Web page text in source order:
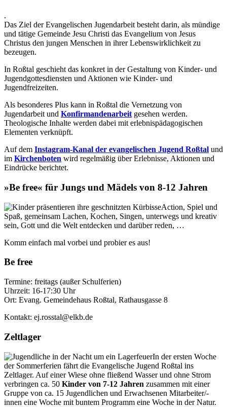
.
Das Ziel der Evangelischen Jugendarbeit besteht darin, als mündige
und tätige Gemeinde Jesu Christi das Evangelium von Jesus
Christus den jungen Menschen in ihrer Lebenswirklichkeit zu
bezeugen.
In Roßtal geschieht das konkret in der Gestaltung von Kinder- und
Jugendgottesdiensten und Aktionen wie Kinder- und
Jugendfreizeiten.
Als besonderes Plus kann in Roßtal die Vernetzung von
Jugendarbeit und Konfirmandenarbeit gesehen werden.
Theologische Inhalte werden dabei mit erlebnispädagogischen
Elementen verknüpft.
Auf dem Instagram-Kanal der evangelischen Jugend Roßtal und
im Kirchenboten wird regelmäßig über Erlebnisse, Aktionen und
Eindrücke berichtet.
»Be free« für Jungs und Mädels von 8-12 Jahren
Action, Spiel und
Spaß, gemeinsam Lachen, Kochen, Singen, unterwegs und kreativ
sein, Gott und die Welt entdecken und darüber reden, …
Komm einfach mal vorbei und probier es aus!
Be free
Termine: freitags (außer Schulferien)
Uhrzeit: 16-17:30 Uhr
Ort: Evang. Gemeindehaus Roßtal, Rathausgasse 8
Kontakt: ej.rosstal@elkb.de
Zeltlager
In der ersten Woche
der Sommerferien fährt die Evangelische Jugend Roßtal ins
Zeltlager. Auf einer Wiese ohne fließend Wasser und ohne Strom
verbringen ca. 50 Kinder von 7-12 Jahren zusammen mit einer
Gruppe von ca. 15 Jugendlichen und Erwachsenen Mitarbeiter/-
innen eine Woche mit buntem Programm eine Woche in der Natur.